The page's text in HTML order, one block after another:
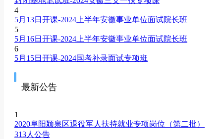
4
5月13日开课-2024上半年安徽事业单位面试院长班
5
5月16日开课-2024上半年安徽事业单位面试院长班
6
5月15日开课-2024国考补录面试专项班
最新公告
1
2020阜阳颍泉区退役军人扶持就业专项岗位（第二批）
313人公告